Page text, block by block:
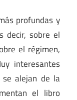
profundas y
decir, sobre el
el régimen,
interesantes
alejan de la
el libro